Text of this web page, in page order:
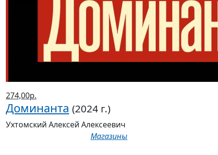
274,00р.
Доминанта (2024 г.)
Ухтомский Алексей Алексеевич
Магазины